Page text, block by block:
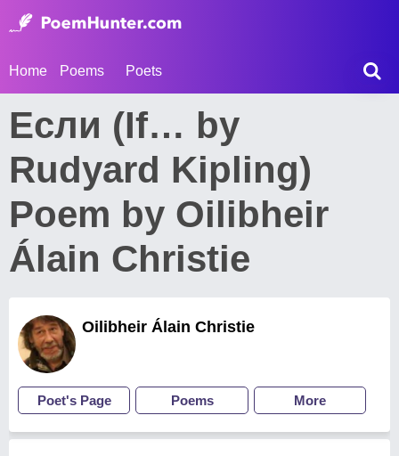
Home Poems Poets
Если (If… by
Rudyard Kipling)
Poem by Oilibheir
Álain Christie
Oilibheir Álain Christie
Poet's Page Poems More